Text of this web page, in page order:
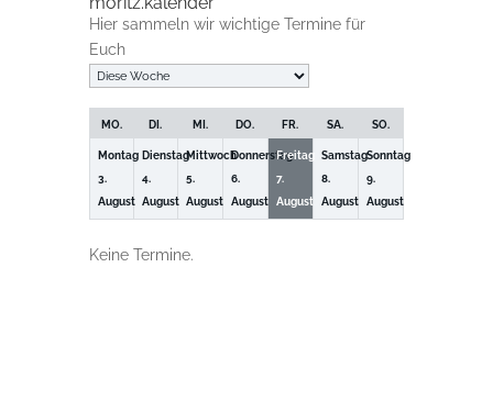
Hier sammeln wir wichtige Termine für
Euch
Auswahl
Woche
MO. DI. MI. DO. FR. SA. SO.
Montag
3.
August
Dienstag
4.
August
Mittwoch
5.
August
Donnerstag
6.
August
Freitag
7.
August
Samstag
8.
August
Sonntag
9.
August
Keine Termine.